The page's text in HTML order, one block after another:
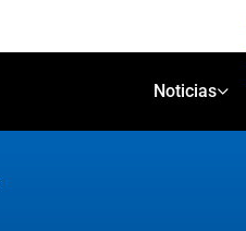
Noticias